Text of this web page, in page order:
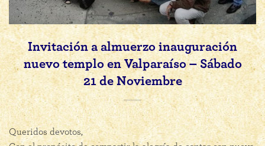
Invitación a almuerzo inauguración
nuevo templo en Valparaíso – Sábado
21 de Noviembre
Queridos devotos,